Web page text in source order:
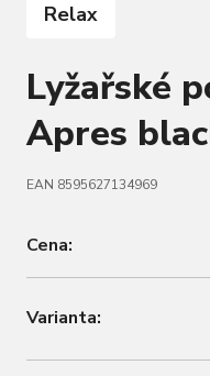
Relax
Lyžařské
Apres
EAN 8595627134969
Cena:
Varianta: